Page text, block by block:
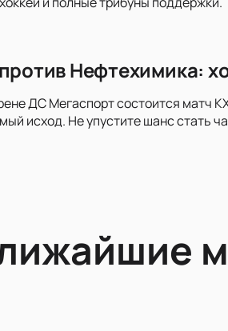
Нефтехимика:
ДС Мегаспорт состоится матч
исход. Не упустите шанс стать